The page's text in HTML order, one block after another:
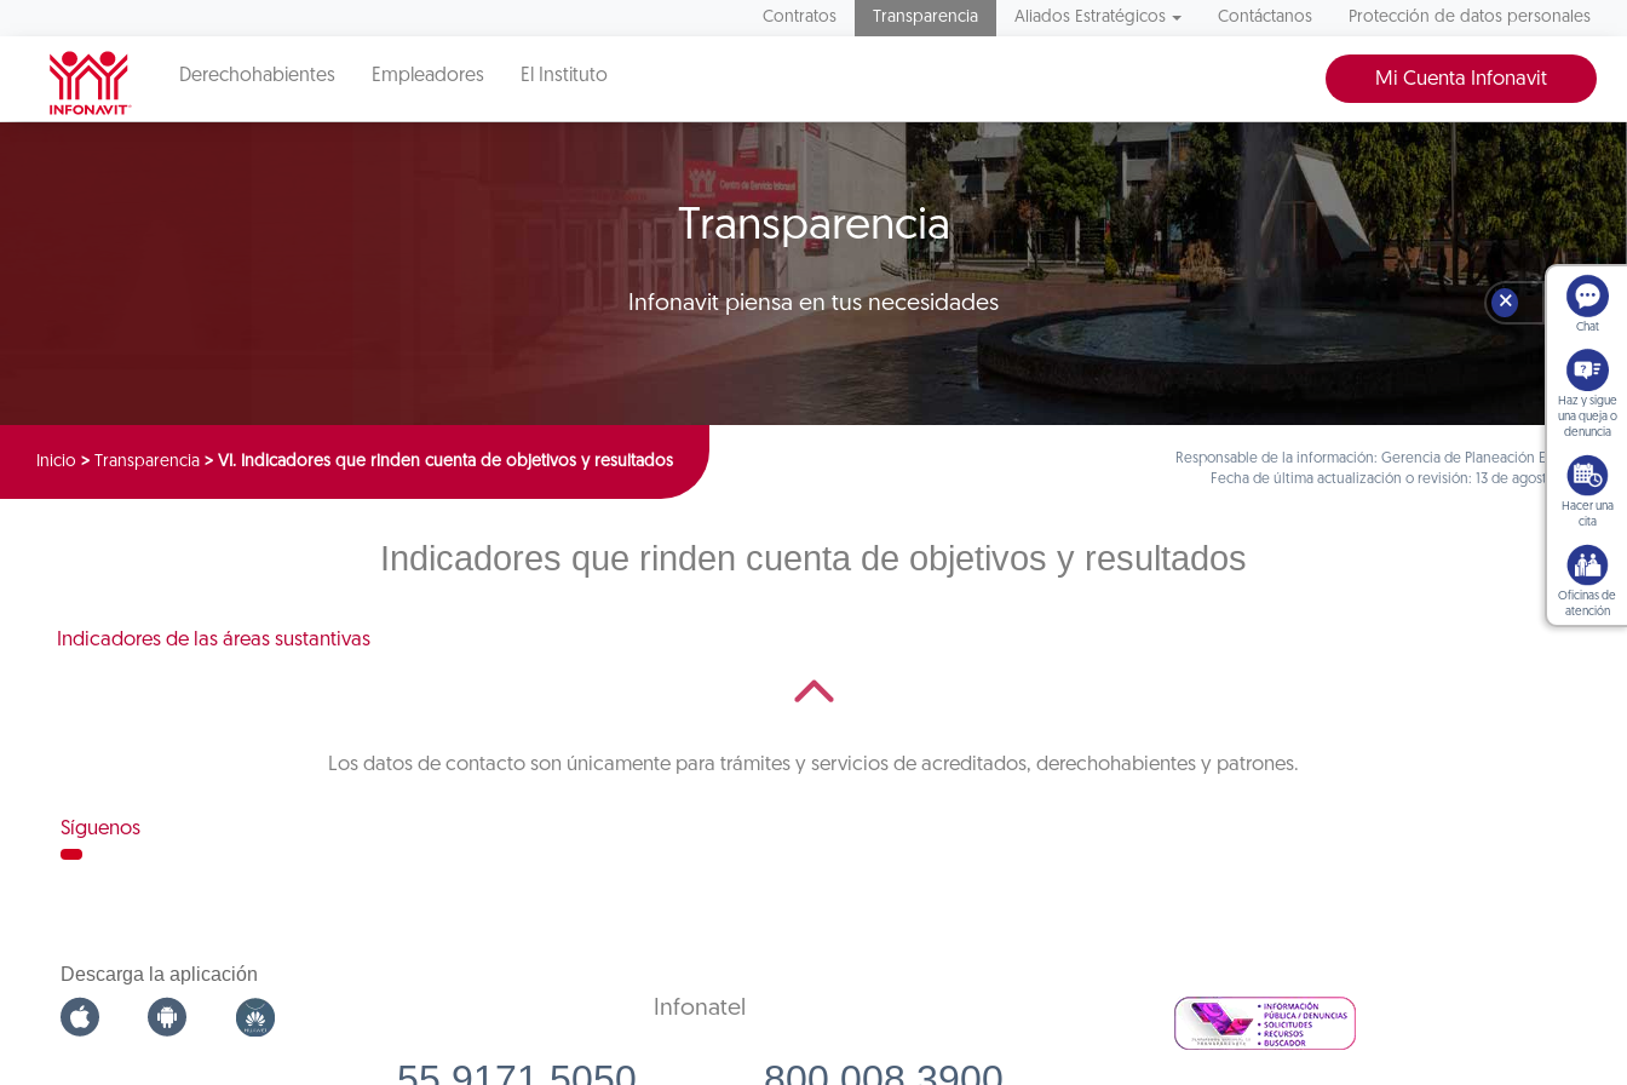
Contratos Transparencia Aliados Estratégicos Contáctanos Protección de datos personales
Derechohabientes Empleadores El Instituto Mi Cuenta Infonavit
Transparencia
Infonavit piensa en tus necesidades
Inicio > Transparencia > VI. Indicadores que rinden cuenta de objetivos y resultados
Responsable de la información: Gerencia de Planeación Estratégica
Fecha de última actualización o revisión: 13 de agosto de 2019
Indicadores que rinden cuenta de objetivos y resultados
Indicadores de las áreas sustantivas
Los datos de contacto son únicamente para trámites y servicios de acreditados, derechohabientes y patrones.
Síguenos
Descarga la aplicación
Infonatel
🗙
Chat
Haz y sigue
una queja o
denuncia
Hacer una
cita
Oficinas de
atención